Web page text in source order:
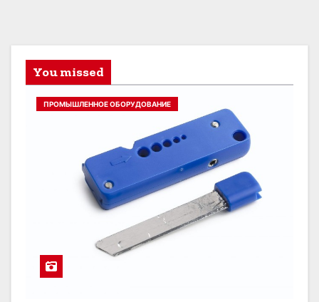
You missed
ПРОМЫШЛЕННОЕ ОБОРУДОВАНИЕ